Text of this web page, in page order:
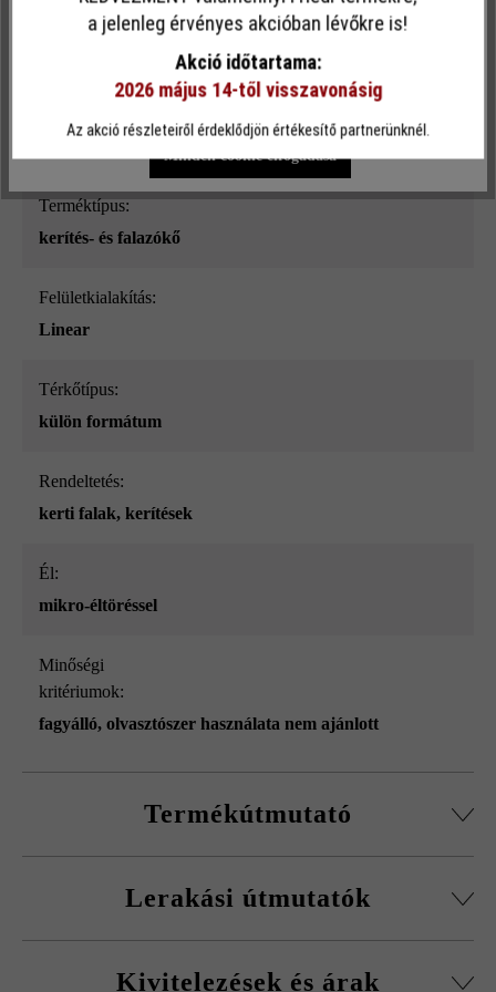
Felületi struktúra:
kőszürke árnyalt_ModulusPur
Terméktípus:
kerítés- és falazókő
Felületkialakítás:
Linear
Térkőtípus:
külön formátum
Rendeltetés:
kerti falak, kerítések
él:
mikro-éltöréssel
Minőségi
kritériumok:
fagyálló, olvasztószer használata nem ajánlott
Termékútmutató
kövekkel, sarokkő-szettel és fedőlapokkal.
Falakhoz és kerítésekhez, valamint előfalazáshoz
Lerakási útmutatók
kitöltőbeton javasolt betonminőségét.
Kivitelezések és árak
Ez a webhely cookie-kat használ, hogy a lehető legjobb
funkcionalitást kínálja Önnek...További információ
Egyéni beállítások Csak funkcionális cookie elfogadása
Minden cookie elfogadása
a jelenleg érvényes akcióban lévőkre is!
Akció időtartama:
2026 május 14-től visszavonásig
Az akció részleteiről érdeklődjön értékesítő partnerünknél.